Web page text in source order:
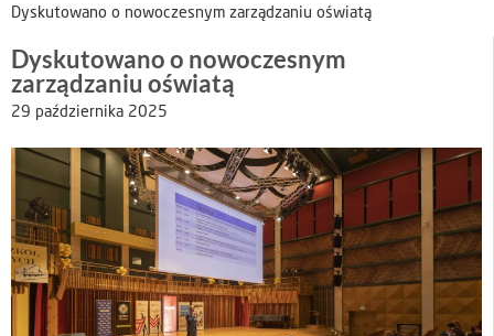
Dyskutowano o nowoczesnym zarządzaniu oświatą
Dyskutowano o nowoczesnym
zarządzaniu oświatą
29 października 2025